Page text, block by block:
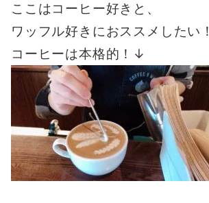
ここはコーヒー好きと、
ワッフル好きにおススメしたい！
コーヒーは本格的！↓